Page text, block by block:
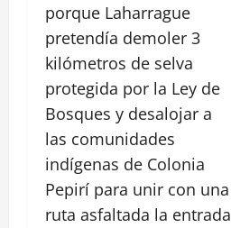
porque Laharrague
pretendía demoler 3
kilómetros de selva
protegida por la Ley de
Bosques y desalojar a
las comunidades
indígenas de Colonia
Pepirí para unir con una
ruta asfaltada la entrada